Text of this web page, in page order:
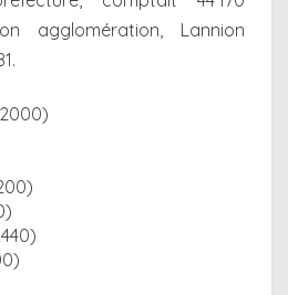
agglomération, Lannion